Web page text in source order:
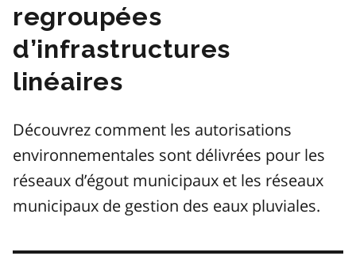
regroupées
d’infrastructures
linéaires
Découvrez comment les autorisations
environnementales sont délivrées pour les
réseaux d’égout municipaux et les réseaux
municipaux de gestion des eaux pluviales.